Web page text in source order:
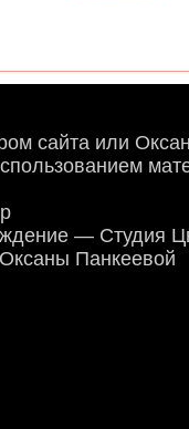
сайта или
— Студия
Панкеевой